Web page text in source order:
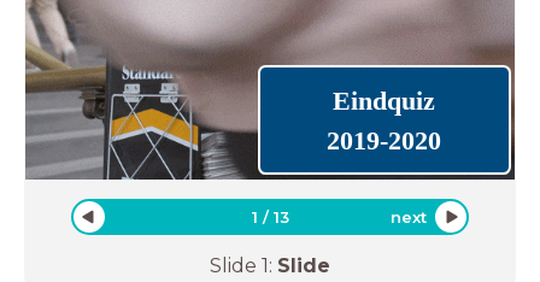
Eindquiz
2019-2020
1 /13 next
Slide 1: Slide